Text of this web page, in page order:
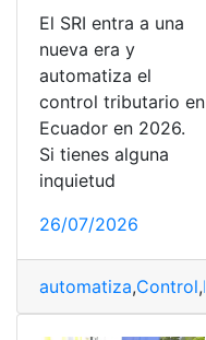
El SRI entra a una
nueva era y
automatiza el
control tributario en
Ecuador en 2026.
Si tienes alguna
inquietud
26/07/2026
automatiza,Control,